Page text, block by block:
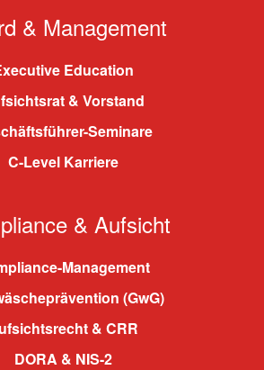
& Management
Education
& Vorstand
Seminare
C-Level Karriere
& Aufsicht
Management
(GwG)
& CRR
DORA & NIS-2